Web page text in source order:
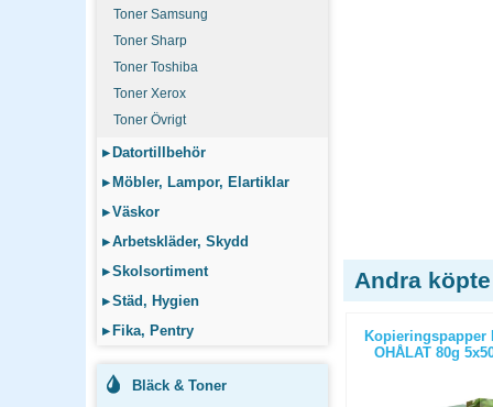
Toner Samsung
Toner Sharp
Toner Toshiba
Toner Xerox
Toner Övrigt
▸ Datortillbehör
▸ Möbler, Lampor, Elartiklar
▸Väskor
▸Arbetskläder, Skydd
▸Skolsortiment
▸Städ, Hygien
▸ Fika, Pentry
Bläck & Toner
Andra
Kopieringspapper Nordic Office
Kopieringspapper
OHÅLAT 80g